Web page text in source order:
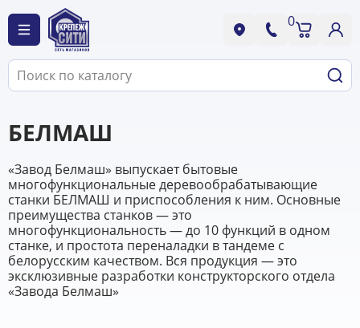
0
БЕЛМАШ
«Завод Белмаш» выпускает бытовые
многофункциональные деревообрабатывающие
станки БЕЛМАШ и приспособления к ним. Основные
преимущества станков — это
многофункциональность — до 10 функций в одном
станке, и простота переналадки в тандеме с
белорусским качеством. Вся продукция — это
эксклюзивные разработки конструкторского отдела
«Завода Белмаш»